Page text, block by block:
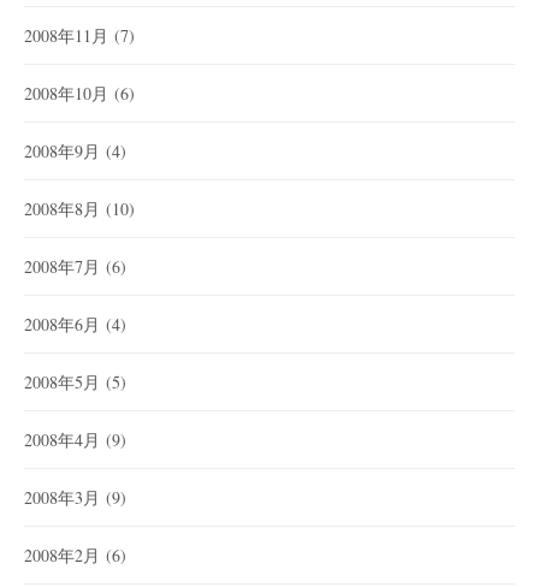
2008年11月 (7)
2008年10月 (6)
2008年9月 (4)
2008年8月 (10)
2008年7月 (6)
2008年6月 (4)
2008年5月 (5)
2008年4月 (9)
2008年3月 (9)
2008年2月 (6)